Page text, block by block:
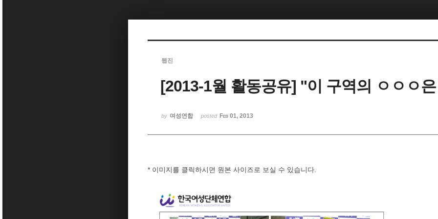
웹진
[2013-1월 활동공유] "이 구역의 ㅇㅇㅇ
by 여성연합 posted Feb 01, 2013
* 이미지를 클릭하시면 원본 사이즈로 보실 수 있습니다.
Sketchbook5, 스케치북5
Sketchbook5, 스케치북5